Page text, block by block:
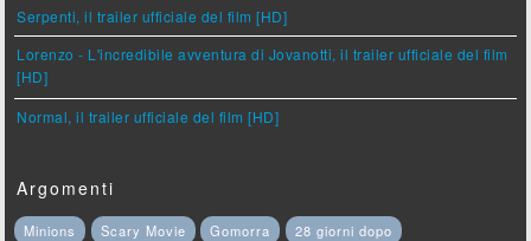
Serpenti, il trailer ufficiale del film [HD]
Lorenzo - L'incredibile avventura di Jovanotti, il trailer ufficiale del film
[HD]
Normal, il trailer ufficiale del film [HD]
Argomenti
Minions Scary Movie Gomorra
28 giorni dopo